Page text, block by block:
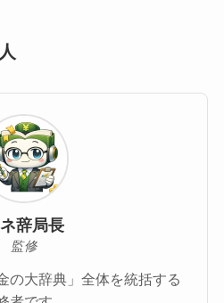
辞局長
監修
の大辞典」全体を統括する